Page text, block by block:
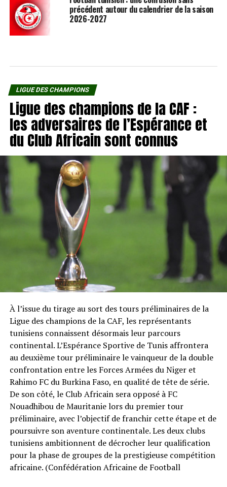
précédent autour du calendrier de la saison
2026-2027
LIGUE DES CHAMPIONS
Ligue des champions de la CAF :
les adversaires de l’Espérance et
du Club Africain sont connus
À l’issue du tirage au sort des tours préliminaires de la
Ligue des champions de la CAF, les représentants
tunisiens connaissent désormais leur parcours
continental. L’Espérance Sportive de Tunis affrontera
au deuxième tour préliminaire le vainqueur de la double
confrontation entre les Forces Armées du Niger et
Rahimo FC du Burkina Faso, en qualité de tête de série.
De son côté, le Club Africain sera opposé à FC
Nouadhibou de Mauritanie lors du premier tour
préliminaire, avec l’objectif de franchir cette étape et de
poursuivre son aventure continentale. Les deux clubs
tunisiens ambitionnent de décrocher leur qualification
pour la phase de groupes de la prestigieuse compétition
africaine. (Confédération Africaine de Football⁠